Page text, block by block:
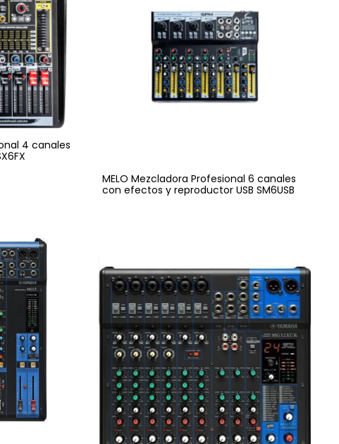
4 canales
MELO Mezcladora Profesional 6 canales
con efectos y reproductor USB SM6USB